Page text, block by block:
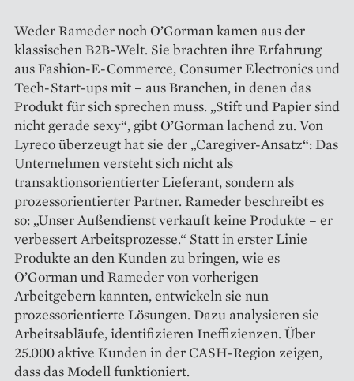
Weder Rameder noch O’Gorman kamen aus der
klassischen B2B-Welt. Sie brachten ihre Erfahrung
aus Fashion-E-Commerce, Consumer Electronics und
Tech-Start-ups mit – aus Branchen, in denen das
Produkt für sich sprechen muss. „Stift und Papier sind
nicht gerade sexy“, gibt O’Gorman lachend zu. Von
Lyreco überzeugt hat sie der „Caregiver-Ansatz“: Das
Unternehmen versteht sich nicht als
transaktionsorientierter Lieferant, sondern als
prozessorientierter Partner. Rameder beschreibt es
so: „Unser Außendienst verkauft keine Produkte – er
verbessert Arbeits­prozesse.“ Statt in erster Linie
Produkte an den Kunden zu bringen, wie es
O’Gorman und Rameder von vorherigen
Arbeitgebern kannten, entwickeln sie nun
prozessorientierte Lösungen. Dazu analysieren sie
Arbeitsabläufe, identifizieren Ineffizienzen. Über
25.000 aktive Kunden in der CASH-Region zeigen,
dass das Modell funktioniert.